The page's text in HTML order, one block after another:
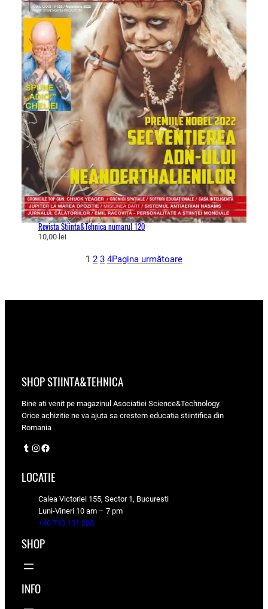
Revista Stiinta&Tehnica numarul 120
10,00 lei
1 2 3 4Pagina următoare
SHOP STIINTA&TEHNICA
Bine ati venit pe magazinul Asociatiei Science&Technology.
Orice achizitie ne va ajuta sa crestem educatia stiintifica din
Romania
Instagram Facebook
LOCATIE
Calea Victoriei 155, Sector 1, Bucuresti
Luni-Vineri 10 am – 7 pm
+40 740 131 288
SHOP
INFO